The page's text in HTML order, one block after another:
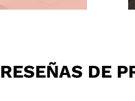
RESEÑAS DE